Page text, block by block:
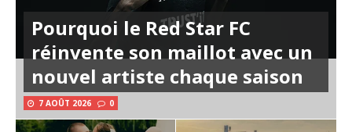
Pourquoi le Red Star FC
réinvente son maillot avec un
nouvel artiste chaque saison
7 AOÛT 2026 0